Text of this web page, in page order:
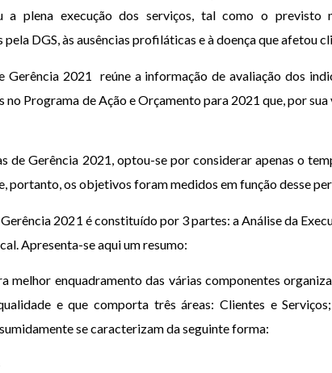
a plena execução dos serviços, tal como o previsto
DGS, às ausências profiláticas e à doença que afetou
Gerência 2021 reúne a informação de avaliação dos
no Programa de Ação e Orçamento para 2021 que, por
de Gerência 2021, optou-se por considerar apenas o
portanto, os objetivos foram medidos em função desse
2021 é constituído por 3 partes: a Análise da
Apresenta-se aqui um resumo:
melhor enquadramento das várias componentes
e que comporta três áreas: Clientes e
se caracterizam da seguinte forma: